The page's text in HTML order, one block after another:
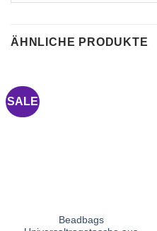
ÄHNLICHE PRODUKTE
SALE
Beadbags